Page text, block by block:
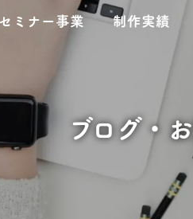
ミナー事業 制作実績
ブログ・